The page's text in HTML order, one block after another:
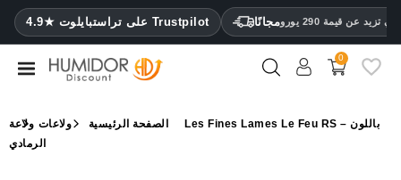
4.9★ على تراستبايلوت Trustpilot مجانًا عن قيمة 290 يورو CATEGORY
مرطب
خزائن
ترطيب
0
الصفحة الرئيسية ولاعات ولاعة Les Fines Lames Le Feu RS – باللون
الرمادي